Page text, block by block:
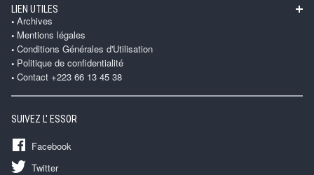
LIEN UTILES
Archives
Mentions légales
Conditions Générales d'Utilisation
Politique de confidentialité
Contact +223 66 13 45 38
SUIVEZ L' ESSOR
Facebook
Twitter